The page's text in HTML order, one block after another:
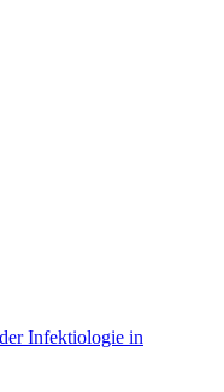
Infektiologie in